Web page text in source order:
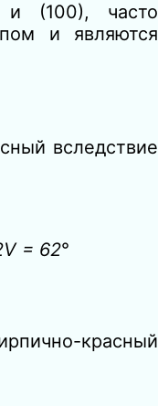
и (100), часто
и являются
вследствие
= 62°
красный